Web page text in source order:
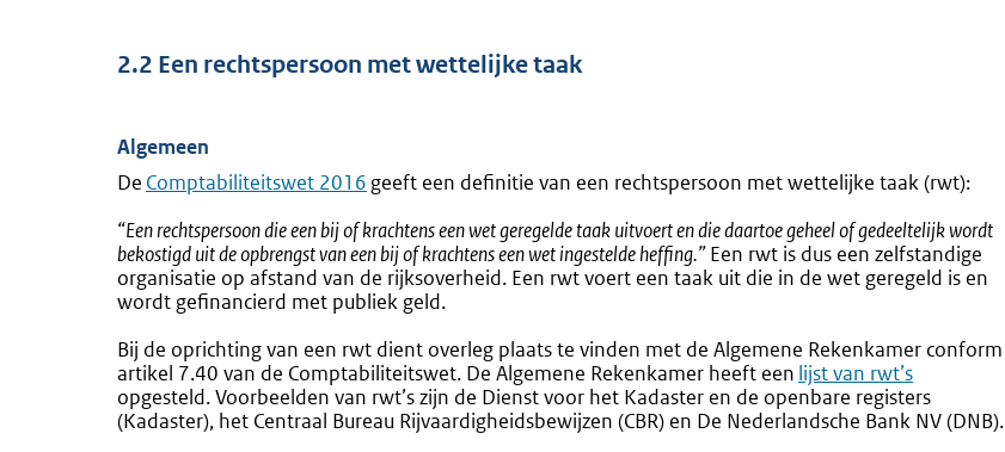
2.2 Een rechtspersoon met wettelijke taak
Algemeen
De Externe
Comptabiliteitswet 2016 geeft een definitie van een rechtspersoon met wettelijke taak (rwt):
“Een rechtspersoon die een bij of krachtens een wet geregelde taak uitvoert en die daartoe geheel of gedeeltelijk wordt
bekostigd uit de opbrengst van een bij of krachtens een wet ingestelde heffing.”Een rwt is dus een zelfstandige
organisatie op afstand van de rijksoverheid. Een rwt voert een taak uit die in de wet geregeld is en
wordt gefinancierd met publiek geld.
Bij de oprichting van een rwt dient overleg plaats te vinden met de Algemene Rekenkamer conform
artikel 7.40 van de Comptabiliteitswet. De Algemene Rekenkamer heeft een Externe
link:
lijst van rwt’s
opgesteld. Voorbeelden van rwt’s zijn de Dienst voor het Kadaster en de openbare registers
(Kadaster), het Centraal Bureau Rijvaardigheidsbewijzen (CBR) en De Nederlandsche Bank NV (DNB).